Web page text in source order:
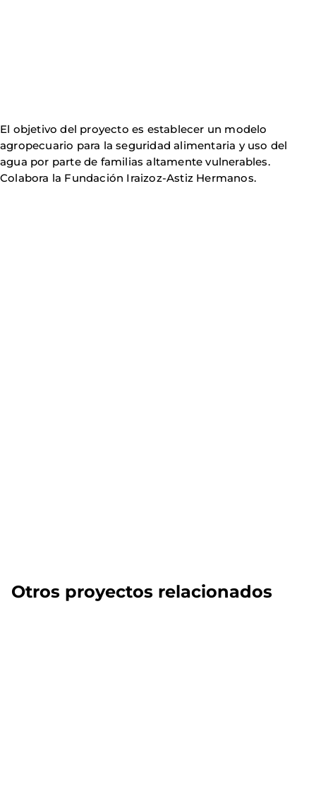
El objetivo del proyecto es establecer un modelo
agropecuario para la seguridad alimentaria y uso del
agua por parte de familias altamente vulnerables.
Colabora la Fundación Iraizoz-Astiz Hermanos.
Otros proyectos relacionados